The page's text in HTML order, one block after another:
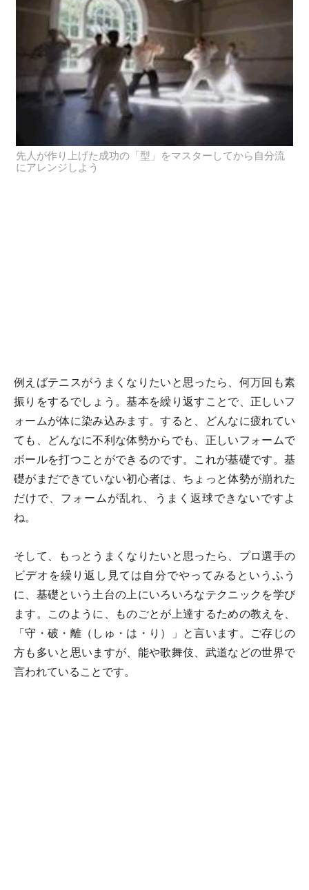
先人が作り上げた成功の「型」をマスターしてから自分流
にアレンジしよう
例えばテニスがうまくなりたいと思ったら、何万回も素
振りをするでしょう。基本を繰り返すことで、正しいフ
ォームが体に染み込みます。すると、どんなに疲れてい
ても、どんなに不利な体勢からでも、正しいフォームで
ボールを打つことができるのです。これが基礎です。基
礎がまだできていない初心者は、ちょっと体勢が崩れた
だけで、フォームが乱れ、うまく返球できないですよ
ね。
そして、もっとうまくなりたいと思ったら、プロ選手の
ビデオを繰り返し見ては自分でやってみるというふう
に、基礎という土台の上にいろいろなテクニックを学び
ます。このように、ものごとが上達するための教えを、
「守・破・離（しゅ・は・り）」と言います。ご存じの
方も多いと思いますが、能や歌舞伎、武道などの世界で
言われていることです。